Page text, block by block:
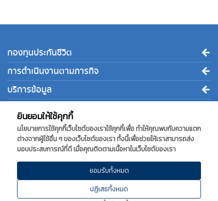
ยินยอมให้ใช้คุกกี้
นโยบายการใช้คุกกี้เว็บไซต์ของเราใช้คุกกี้เพื่อ ทำให้คุณพบกับความแตก
ต่างจากผู้ใช้อื่น ๆ ของเว็บไซต์ของเรา ทั้งนี้เพื่อช่วยให้เราสามารถส่ง
มอบประสบการณ์ที่ดี เมื่อคุณติดตามเนื้อหาในเว็บไซต์ของเรา
ยอมรับทั้งหมด
ปฏิเสธทั้งหมด
กองทุนประกันชีวิต
การดำเนินงานตามภารกิจ
บริการข้อมูล
กองทุนประกันชีวิต
เลขที่ 1010 อาคารชินวัตร ทาวเวอร์ 3 ชั้นที่ 15 ถนนวิภาวดีรังสิต
แขวงจตุจักร เขตจตุจักร กรุงเทพมหานคร 10900
โทร.0-2791-1333 ให้บริการวันทำการ วันจันทร์ - วันศุกร์ เวลา
08.30 - 16.30 น.
โทรสาร.-